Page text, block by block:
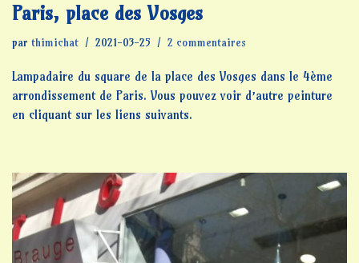
Paris, place des Vosges
par thimichat 2021-03-25 2 commentaires
Lampadaire du square de la place des Vosges dans le 4ème
arrondissement de Paris. Vous pouvez voir d’autre peinture
en cliquant sur les liens suivants.